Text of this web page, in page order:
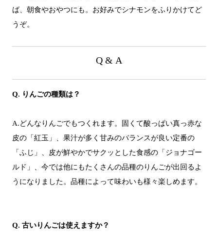
ば、朝食やおやつにも。お好みでシナモンをふりかけてど
うぞ。
Q & A
Q. りんごの種類は？
A.どんなりんごでもつくれます。固くて酸っぱい真っ赤な
皮の「紅玉」、果汁が多く甘みのバランスが良い定番の
「ふじ」、皮が鮮やかでサクッとした食感の「ジョナゴー
ルド」、今では他にもたくさんの品種のりんごが出回るよ
うになりました。品種によって味わいも様々楽しめます。
Q. 古いりんごは使えますか？